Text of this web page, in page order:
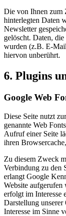
Die von Ihnen zum
hinterlegten Daten
Newsletter
gelöscht. Daten,
wurden (z.B. E-
hiervon unberührt.
6. Plugins
Google Web
Diese Seite nutzt
genannte Web
Aufruf einer Seite
ihren
Zu diesem Zweck
Verbindung zu den
erlangt Google
Website
erfolgt im Interesse
Darstellung
Interesse im Sinne